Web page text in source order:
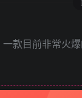
款目前非常火爆